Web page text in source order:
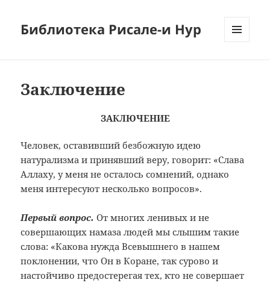
Библиотека Рисале-и Нур
Заключение
ЗАКЛЮЧЕНИЕ
Человек, оставивший безбожную идею
натурализма и принявший веру, говорит: «Слава
Аллаху, у меня не осталось сомнений, однако
меня интересуют несколько вопросов».
Первый вопрос. От многих ленивых и не
совершающих намаза людей мы слышим такие
слова: «Какова нужда Всевышнего в нашем
поклонении, что Он в Коране, так сурово и
настойчиво предостерегая тех, кто не совершает